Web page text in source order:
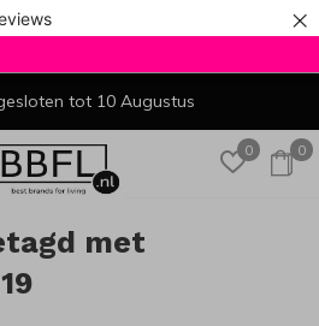
×
0 0
tot 10 Augustus
met